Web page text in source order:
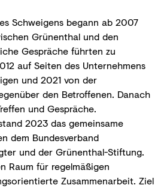
Schweigens begann ab 2007
Grünenthal und den
Gespräche führten zu
auf Seiten des Unternehmens
und 2021 von der
den Betroffenen. Danach
und Gespräche.
2023 das gemeinsame
dem Bundesverband
und der Grünenthal-Stiftung.
Raum für regelmäßigen
Zusammenarbeit. Ziel